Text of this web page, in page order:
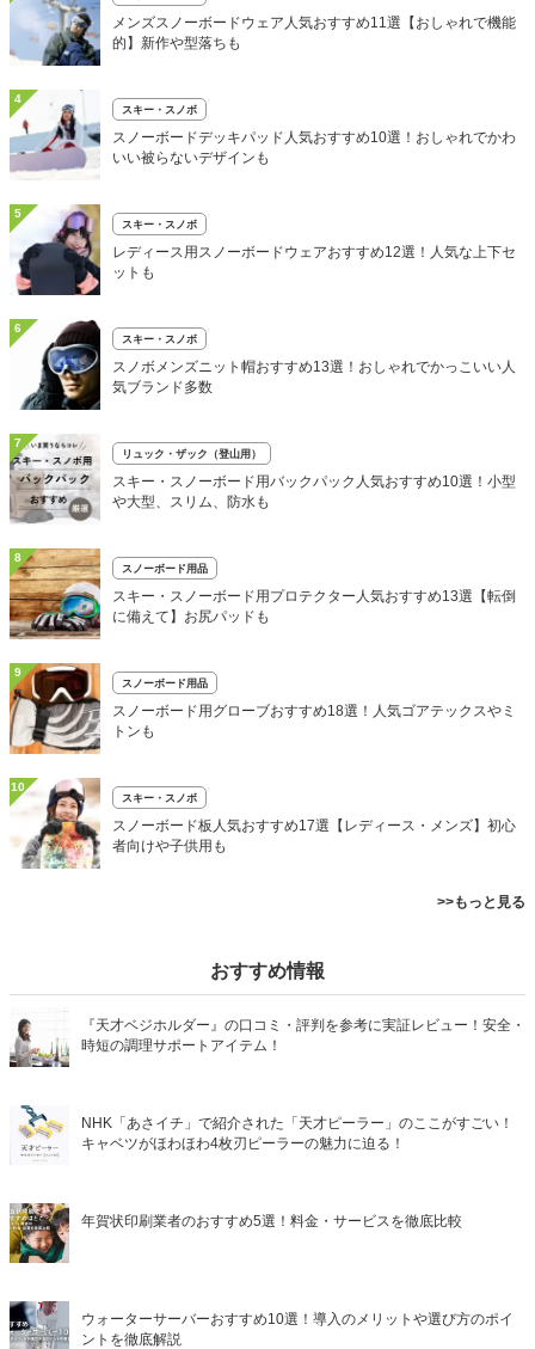
メンズスノーボードウェア人気おすすめ11選【おしゃれで機能
的】新作や型落ちも
4
スキー・スノボ
スノーボードデッキパッド人気おすすめ10選！おしゃれでかわ
いい被らないデザインも
5
スキー・スノボ
レディース用スノーボードウェアおすすめ12選！人気な上下セ
ットも
6
スキー・スノボ
スノボメンズニット帽おすすめ13選！おしゃれでかっこいい人
気ブランド多数
7
リュック・ザック（登山用）
スキー・スノーボード用バックパック人気おすすめ10選！小型
や大型、スリム、防水も
8
スノーボード用品
スキー・スノーボード用プロテクター人気おすすめ13選【転倒
に備えて】お尻パッドも
9
スノーボード用品
スノーボード用グローブおすすめ18選！人気ゴアテックスやミ
トンも
10
スキー・スノボ
スノーボード板人気おすすめ17選【レディース・メンズ】初心
者向けや子供用も
>>もっと見る
おすすめ情報
『天才ベジホルダー』の口コミ・評判を参考に実証レビュー！安全・
時短の調理サポートアイテム！
NHK「あさイチ」で紹介された「天才ピーラー」のここがすごい！
キャベツがほわほわ4枚刃ピーラーの魅力に迫る！
年賀状印刷業者のおすすめ5選！料金・サービスを徹底比較
ウォーターサーバーおすすめ10選！導入のメリットや選び方のポイ
ントを徹底解説